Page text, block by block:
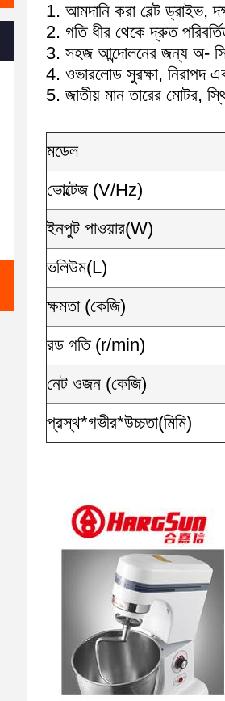
1. আমদানি করা বেল্ট ড্রাইভ,
2. গতি ধীর থেকে দ্রুত
3. সহজ আন্দোলনের জন্য অ-
4. ওভারলোড সুরক্ষা, নিরাপদ
5. জাতীয় মান তারের মোটর,
মডেল
ভোল্টেজ (V/Hz)
ইনপুট পাওয়ার(W)
ভলিউম(L)
ক্ষমতা (কেজি)
রড গতি (r/min)
নেট ওজন (কেজি)
প্রস্থ*গভীর*উচ্চতা(মিমি)